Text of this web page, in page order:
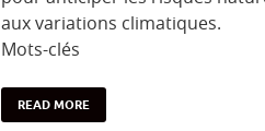
aux variations climatiques.
Mots-clés
READ MORE